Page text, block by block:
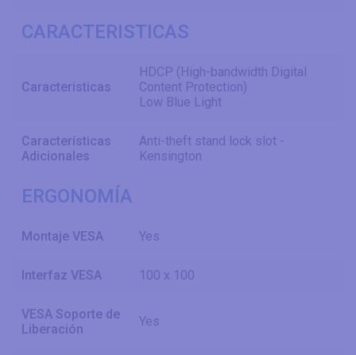
CARACTERISTICAS
Caracteristicas
HDCP (High-bandwidth Digital
Content Protection)
Low Blue Light
Características
Adicionales
Anti-theft stand lock slot -
Kensington
ERGONOMÍA
Montaje VESA Yes
Interfaz VESA 100 x 100
VESA Soporte de
Liberación
Yes